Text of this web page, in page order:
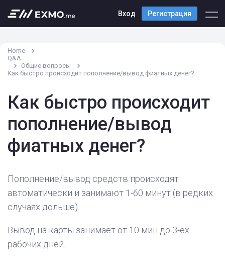
Вход Регистрация
Home
Q&A
Общие вопросы
Как быстро происходит пополнение/вывод фиатных денег?
Как быстро происходит
пополнение/вывод
фиатных денег?
Пополнение/вывод средств происходят
автоматически и занимают 1-60 минут (в редких
случаях дольше).
Вывод на карты занимает от 10 мин до 3-ех
рабочих дней.